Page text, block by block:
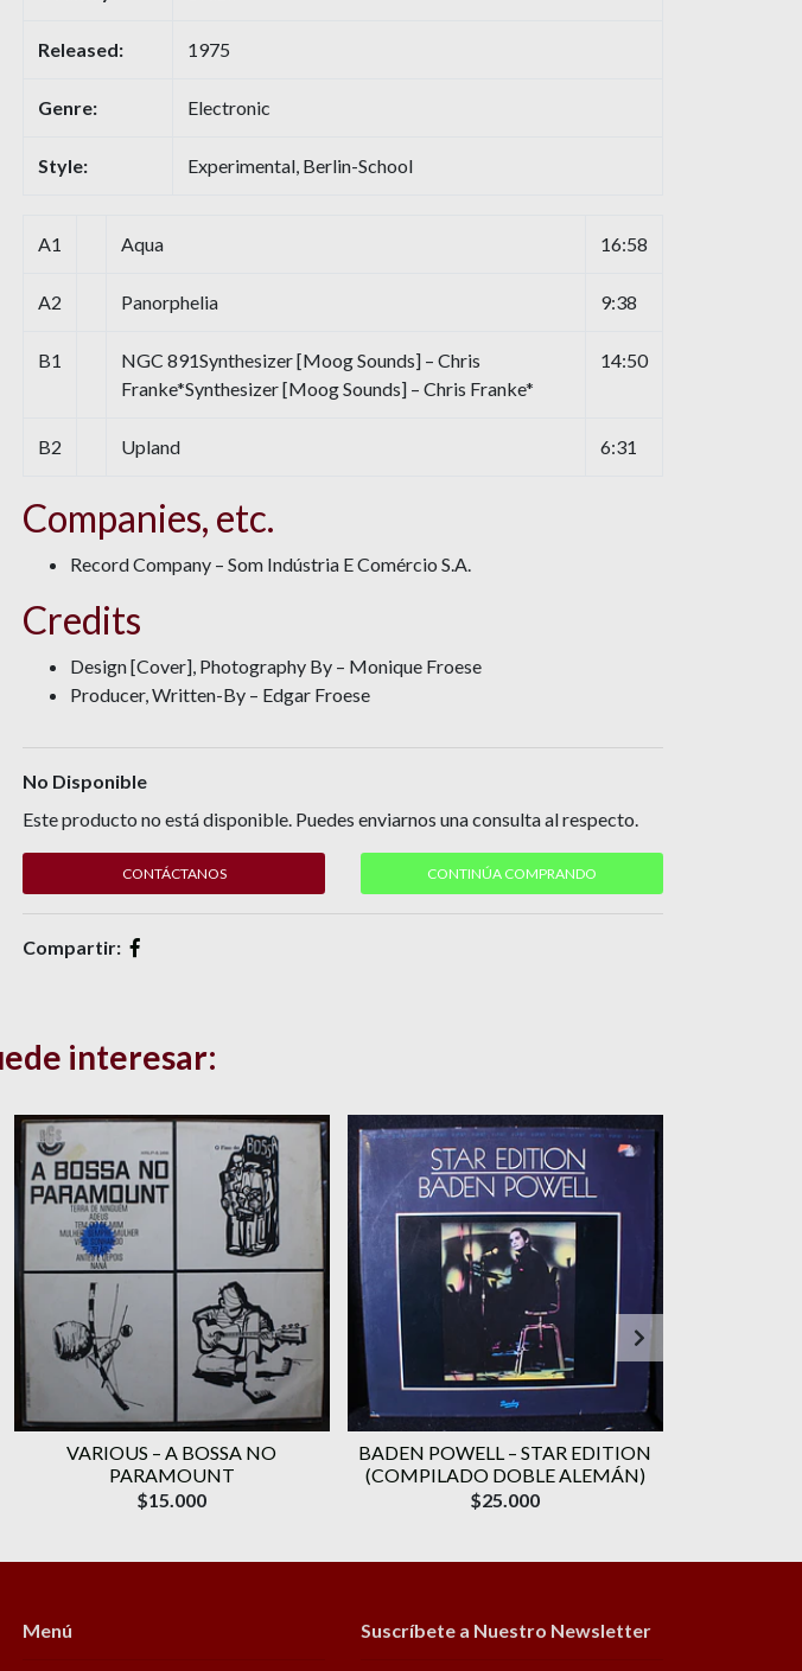
Released: 1975
Genre: Electronic
Style: Experimental, Berlin-School
A1 Aqua 16:58
A2 Panorphelia 9:38
B1
NGC 891Synthesizer [Moog Sounds] – Chris
Franke*Synthesizer [Moog Sounds] – Chris Franke*
14:50
B2 Upland 6:31
Companies, etc.
Record Company – Som Indústria E Comércio S.A.
Credits
Design [Cover], Photography By – Monique Froese
Producer, Written-By – Edgar Froese
No Disponible
Este producto no está disponible. Puedes enviarnos una consulta al respecto.
CONTÁCTANOS CONTINÚA COMPRANDO
Compartir:
interesar:
VARIOUS ‎– A BOSSA NO
PARAMOUNT
$15.000
BADEN POWELL ‎– STAR EDITION
(COMPILADO DOBLE ALEMÁN)
$25.000
Menú Suscríbete a Nuestro Newsletter